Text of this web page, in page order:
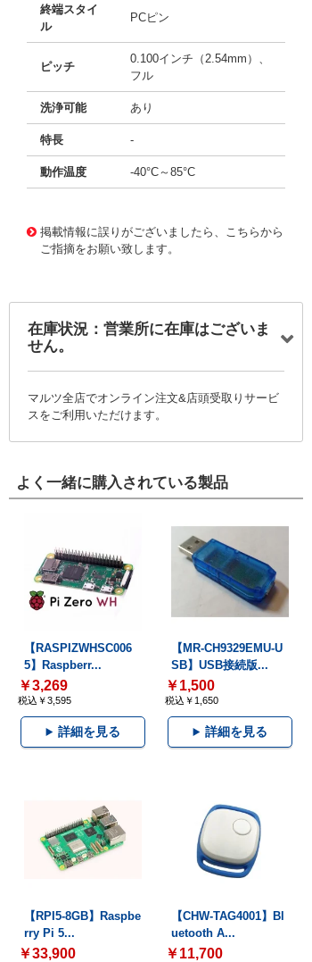
終端スタイ
ル
PCピン
ピッチ
0.100インチ（2.54mm）、
フル
洗浄可能 あり
特長 -
動作温度 -40°C～85°C
掲載情報に誤りがございましたら、こちらから
ご指摘をお願い致します。
在庫状況：営業所に在庫はございま
せん。
マルツ全店でオンライン注文&店頭受取りサービ
スをご利用いただけます。
よく一緒に購入されている製品
【RASPIZWHSC006
5】Raspberr...
￥3,269
税込￥3,595
詳細を見る
【MR-CH9329EMU-U
SB】USB接続版...
￥1,500
税込￥1,650
詳細を見る
【RPI5-8GB】Raspbe
rry Pi 5...
￥33,900
【CHW-TAG4001】Bl
uetooth A...
￥11,700